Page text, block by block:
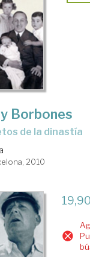
Borbones
de la dinastía
2010